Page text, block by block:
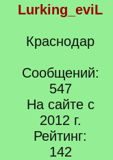
Lurking_eviL
Краснодар
Сообщений:
547
На сайте с
2012 г.
Рейтинг:
142